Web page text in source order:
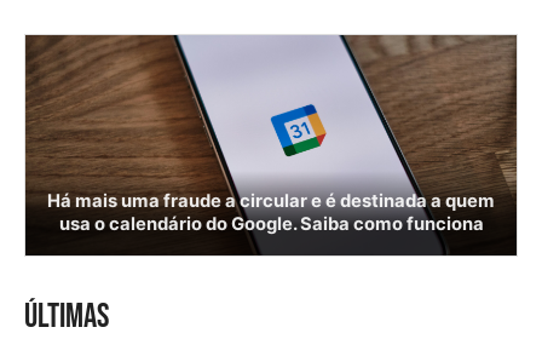
Há mais uma fraude a circular e é destinada a quem
usa o calendário do Google. Saiba como funciona
ÚLTIMAS